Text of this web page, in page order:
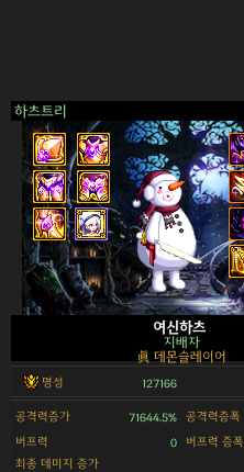
하츠트리
>
여신하츠
지배자
眞 데몬슬레이어
명성 127166
공격력증가 71644.5% 공격력증폭
버프력 0 버프력 증폭
최종 데미지 증가